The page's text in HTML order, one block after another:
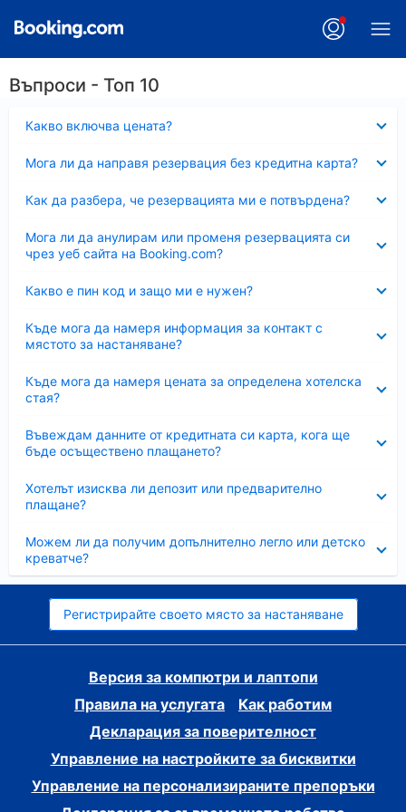
Въпроси - Топ 10
Какво включва цената?
Мога ли да направя резервация без кредитна карта?
Как да разбера, че резервацията ми е потвърдена?
Мога ли да анулирам или променя резервацията си
чрез уеб сайта на Booking.com?
Какво е пин код и защо ми е нужен?
Къде мога да намеря информация за контакт с
мястото за настаняване?
Къде мога да намеря цената за определена хотелска
стая?
Въвеждам данните от кредитната си карта, кога ще
бъде осъществено плащането?
Хотелът изисква ли депозит или предварително
плащане?
Можем ли да получим допълнително легло или детско
креватче?
Регистрирайте своето място за настаняване
Версия за компютри и лаптопи
Правила на услугата
Как работим
Декларация за поверителност
Управление на настройките за бисквитки
Управление на персонализираните препоръки